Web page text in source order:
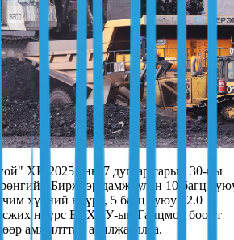
ХК 2025 оны 7 дугаар сарын 30-ны
Биржээр дамжуулан 10 багц
хүчний нүүрс, 5 багц буюу 32.0
нүүрс БНХАУ-ын Ганцмод боомт
амжилттай арилжааллаа.